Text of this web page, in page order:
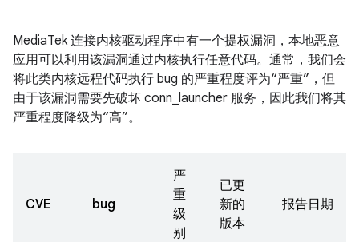
MediaTek 连接内核驱动程序中有一个提权漏洞，本地恶意
应用可以利用该漏洞通过内核执行任意代码。通常，我们会
将此类内核远程代码执行 bug 的严重程度评为“严重”，但
由于该漏洞需要先破坏 conn_launcher 服务，因此我们将其
严重程度降级为“高”。
CVE bug
严
重
级
别
已更
新的
版本
报告日期